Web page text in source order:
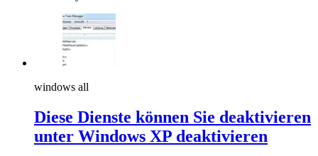
windows all
Diese Dienste können Sie deaktivieren
unter Windows XP deaktivieren